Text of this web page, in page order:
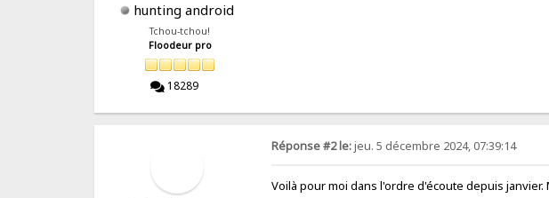
hunting android
Tchou-tchou!
Floodeur pro
18289
Réponse #2 le:jeu. 5 décembre 2024, 07:39:14
Voilà pour moi dans l'ordre d'écoute depuis